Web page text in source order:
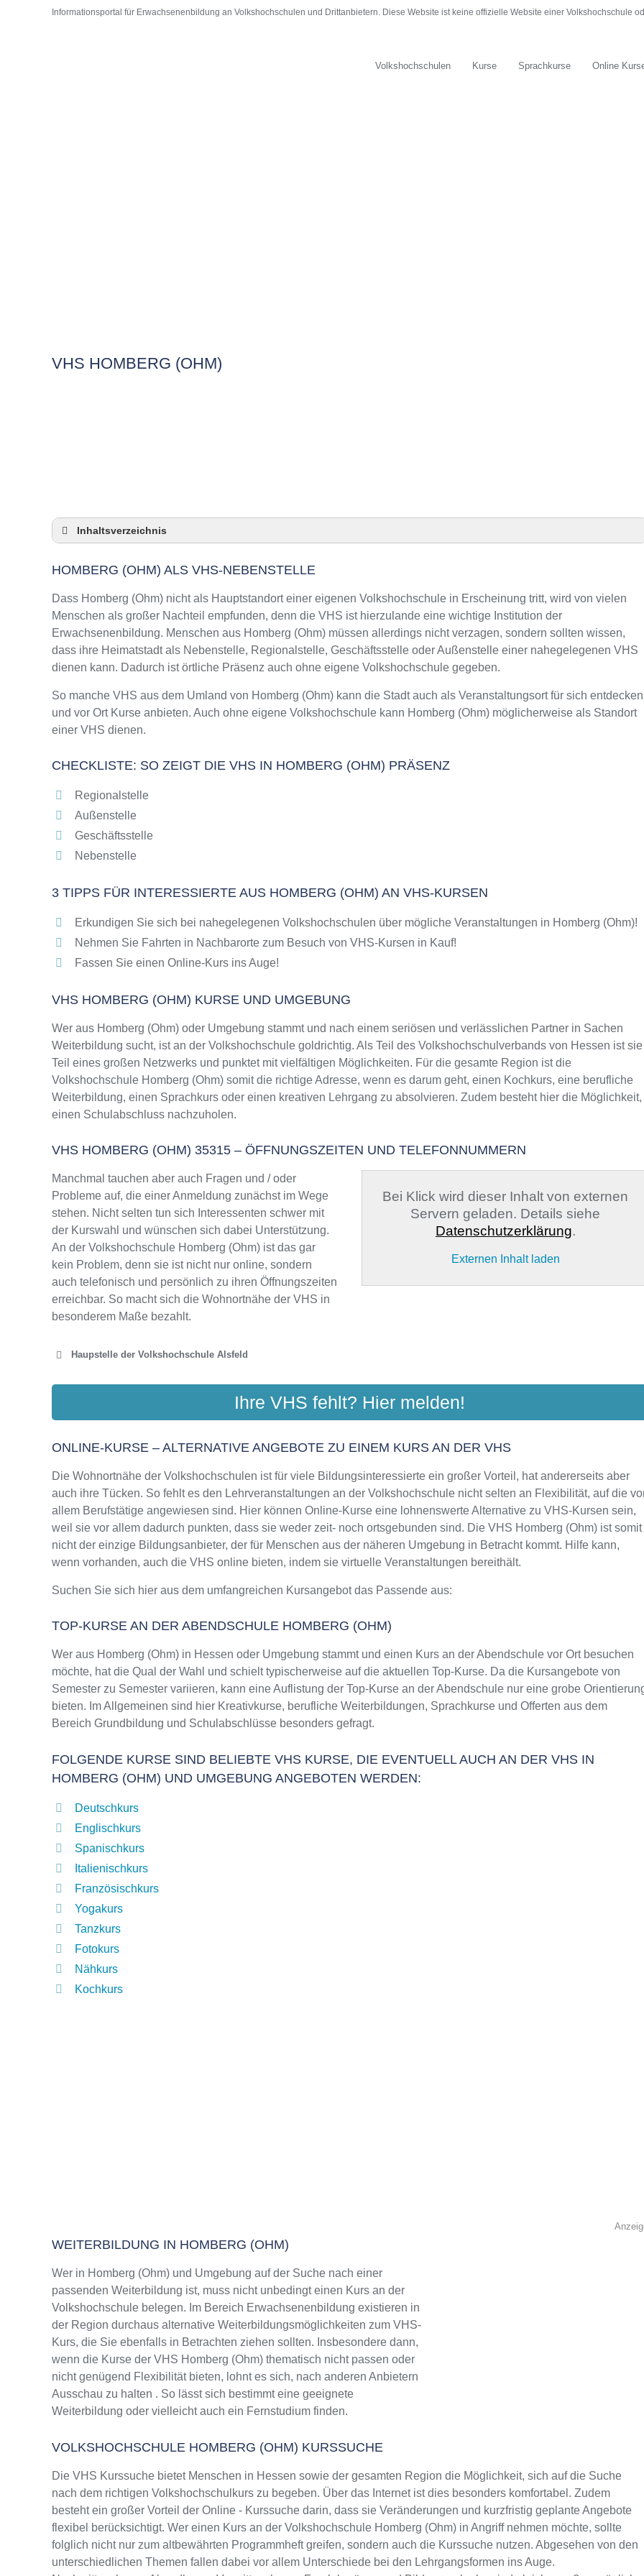
Informationsportal für Erwachsenenbildung an Volkshochschulen und Drittanbietern. Diese Website ist keine offizielle Website einer Volkshochschule
Volkshochschulen Kurse Sprachkurse Online
VHS HOMBERG (OHM)
Inhaltsverzeichnis
Checkliste: So zeigt die VHS in Homberg (Ohm) Präsenz
3 Tipps für Interessierte aus Homberg (Ohm) an VHS-Kursen
VHS Homberg (Ohm) Kurse und Umgebung
VHS Homberg (Ohm) – Öffnungszeiten und Telefonnummer
Online-Kurse – Alternative Angebote zu einem Kurs an der VHS
Top-Kurse an der Abendschule Homberg (Ohm)
Weiterbildung in Homberg (Ohm)
VHS Homberg (Ohm) Programm 2025 / 2026
HOMBERG (OHM) ALS VHS-NEBENSTELLE
Dass Homberg (Ohm) nicht als Hauptstandort einer eigenen Volkshochschule in Erscheinung tritt, wird von vielen
Menschen als großer Nachteil empfunden, denn die VHS ist hierzulande eine wichtige Institution der
Erwachsenenbildung. Menschen aus Homberg (Ohm) müssen allerdings nicht verzagen, sondern sollten wissen,
dass ihre Heimatstadt als Nebenstelle, Regionalstelle, Geschäftsstelle oder Außenstelle einer nahegelegenen VHS
dienen kann. Dadurch ist örtliche Präsenz auch ohne eigene Volkshochschule gegeben.
So manche VHS aus dem Umland von Homberg (Ohm) kann die Stadt auch als Veranstaltungsort für sich entdecken
und vor Ort Kurse anbieten. Auch ohne eigene Volkshochschule kann Homberg (Ohm) möglicherweise als Standort
einer VHS dienen.
CHECKLISTE: SO ZEIGT DIE VHS IN HOMBERG (OHM) PRÄSENZ
Regionalstelle
Außenstelle
Geschäftsstelle
Nebenstelle
3 TIPPS FÜR INTERESSIERTE AUS HOMBERG (OHM) AN VHS-KURSEN
Erkundigen Sie sich bei nahegelegenen Volkshochschulen über mögliche Veranstaltungen in Homberg (Ohm)!
Nehmen Sie Fahrten in Nachbarorte zum Besuch von VHS-Kursen in Kauf!
Fassen Sie einen Online-Kurs ins Auge!
VHS HOMBERG (OHM) KURSE UND UMGEBUNG
Wer aus Homberg (Ohm) oder Umgebung stammt und nach einem seriösen und verlässlichen Partner in Sachen
Weiterbildung sucht, ist an der Volkshochschule goldrichtig. Als Teil des Volkshochschulverbands von Hessen ist sie
Teil eines großen Netzwerks und punktet mit vielfältigen Möglichkeiten. Für die gesamte Region ist die
Volkshochschule Homberg (Ohm) somit die richtige Adresse, wenn es darum geht, einen Kochkurs, eine berufliche
Weiterbildung, einen Sprachkurs oder einen kreativen Lehrgang zu absolvieren. Zudem besteht hier die Möglichkeit,
einen Schulabschluss nachzuholen.
VHS HOMBERG (OHM) 35315 – ÖFFNUNGSZEITEN UND TELEFONNUMMERN
Manchmal tauchen aber auch Fragen und / oder
Probleme auf, die einer Anmeldung zunächst im Wege
stehen. Nicht selten tun sich Interessenten schwer mit
der Kurswahl und wünschen sich dabei Unterstützung.
An der Volkshochschule Homberg (Ohm) ist das gar
kein Problem, denn sie ist nicht nur online, sondern
auch telefonisch und persönlich zu ihren Öffnungszeiten
erreichbar. So macht sich die Wohnortnähe der VHS in
besonderem Maße bezahlt.
Bei Klick wird dieser Inhalt von externen
Servern geladen. Details siehe
Datenschutzerklärung.
Externen Inhalt laden
Haupstelle der Volkshochschule Alsfeld
VOLKSHOCHSCHULE VOGELSBERGKREIS
Ihre VHS fehlt? Hier melden!
ONLINE-KURSE – ALTERNATIVE ANGEBOTE ZU EINEM KURS AN DER VHS
Die Wohnortnähe der Volkshochschulen ist für viele Bildungsinteressierte ein großer Vorteil, hat andererseits aber
auch ihre Tücken. So fehlt es den Lehrveranstaltungen an der Volkshochschule nicht selten an Flexibilität, auf die
allem Berufstätige angewiesen sind. Hier können Online-Kurse eine lohnenswerte Alternative zu VHS-Kursen sein,
weil sie vor allem dadurch punkten, dass sie weder zeit- noch ortsgebunden sind. Die VHS Homberg (Ohm) ist somit
nicht der einzige Bildungsanbieter, der für Menschen aus der näheren Umgebung in Betracht kommt. Hilfe kann,
wenn vorhanden, auch die VHS online bieten, indem sie virtuelle Veranstaltungen bereithält.
Suchen Sie sich hier aus dem umfangreichen Kursangebot das Passende aus:
TOP-KURSE AN DER ABENDSCHULE HOMBERG (OHM)
Wer aus Homberg (Ohm) in Hessen oder Umgebung stammt und einen Kurs an der Abendschule vor Ort besuchen
möchte, hat die Qual der Wahl und schielt typischerweise auf die aktuellen Top-Kurse. Da die Kursangebote von
Semester zu Semester variieren, kann eine Auflistung der Top-Kurse an der Abendschule nur eine grobe
bieten. Im Allgemeinen sind hier Kreativkurse, berufliche Weiterbildungen, Sprachkurse und Offerten aus dem
Bereich Grundbildung und Schulabschlüsse besonders gefragt.
FOLGENDE KURSE SIND BELIEBTE VHS KURSE, DIE EVENTUELL AUCH AN DER VHS IN
HOMBERG (OHM) UND UMGEBUNG ANGEBOTEN WERDEN:
Deutschkurs
Englischkurs
Spanischkurs
Italienischkurs
Französischkurs
Yogakurs
Tanzkurs
Fotokurs
Nähkurs
Kochkurs
WEITERBILDUNG IN HOMBERG (OHM)
Wer in Homberg (Ohm) und Umgebung auf der Suche nach einer
passenden Weiterbildung ist, muss nicht unbedingt einen Kurs an der
Volkshochschule belegen. Im Bereich Erwachsenenbildung existieren in
der Region durchaus alternative Weiterbildungsmöglichkeiten zum VHS-
Kurs, die Sie ebenfalls in Betrachten ziehen sollten. Insbesondere dann,
wenn die Kurse der VHS Homberg (Ohm) thematisch nicht passen oder
nicht genügend Flexibilität bieten, lohnt es sich, nach anderen Anbietern
Ausschau zu halten . So lässt sich bestimmt eine geeignete
Weiterbildung oder vielleicht auch ein Fernstudium finden.
VOLKSHOCHSCHULE HOMBERG (OHM) KURSSUCHE
Die VHS Kurssuche bietet Menschen in Hessen sowie der gesamten Region die Möglichkeit, sich auf die Suche
nach dem richtigen Volkshochschulkurs zu begeben. Über das Internet ist dies besonders komfortabel. Zudem
besteht ein großer Vorteil der Online - Kurssuche darin, dass sie Veränderungen und kurzfristig geplante Angebote
flexibel berücksichtigt. Wer einen Kurs an der Volkshochschule Homberg (Ohm) in Angriff nehmen möchte, sollte
folglich nicht nur zum altbewährten Programmheft greifen, sondern auch die Kurssuche nutzen. Abgesehen von den
unterschiedlichen Themen fallen dabei vor allem Unterschiede bei den Lehrgangsformen ins Auge.